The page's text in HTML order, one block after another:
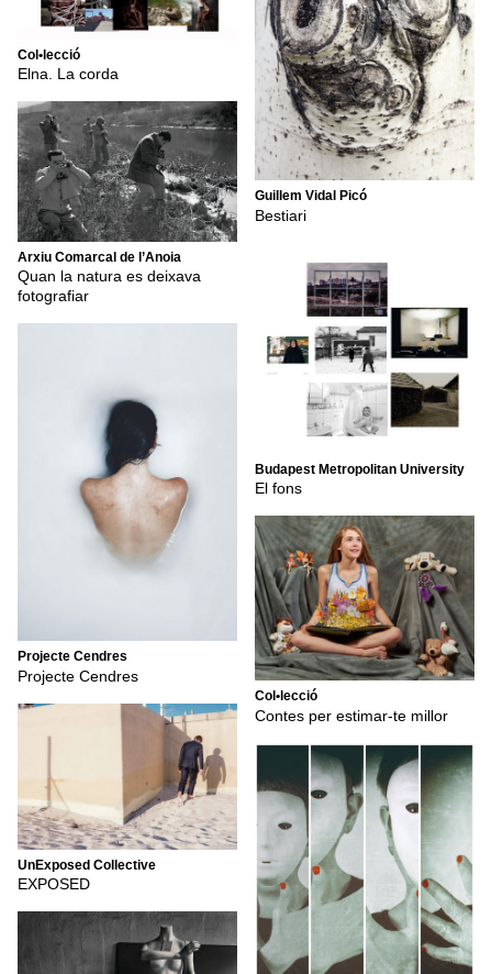
Col•lecció
Elna. La corda
Arxiu Comarcal de l’Anoia
Quan la natura es deixava
fotografiar
Projecte Cendres
Projecte Cendres
UnExposed Collective
EXPOSED
Guillem Vidal Picó
Bestiari
Budapest Metropolitan University
El fons
Col•lecció
Contes per estimar-te millor